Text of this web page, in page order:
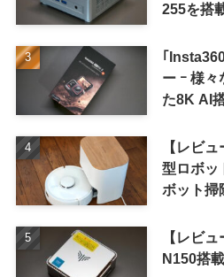
255を搭
｢
ー ｰ 様々
た8K AI
【レビ
型ロボッ
ボット掃
【レビ
N150搭